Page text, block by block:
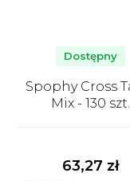
Spophy Cross
Mix - 130 szt.
produktu
wynosi
Dostępny
63,27 zł